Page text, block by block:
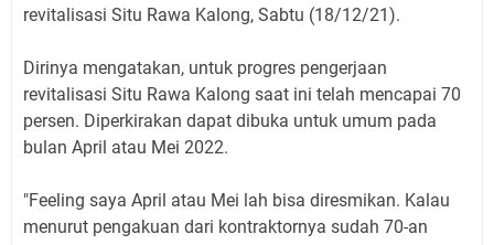
revitalisasi Situ Rawa Kalong, Sabtu (18/12/21).
Dirinya mengatakan, untuk progres pengerjaan
revitalisasi Situ Rawa Kalong saat ini telah mencapai 70
persen. Diperkirakan dapat dibuka untuk umum pada
bulan April atau Mei 2022.
"Feeling saya April atau Mei lah bisa diresmikan. Kalau
menurut pengakuan dari kontraktornya sudah 70-an